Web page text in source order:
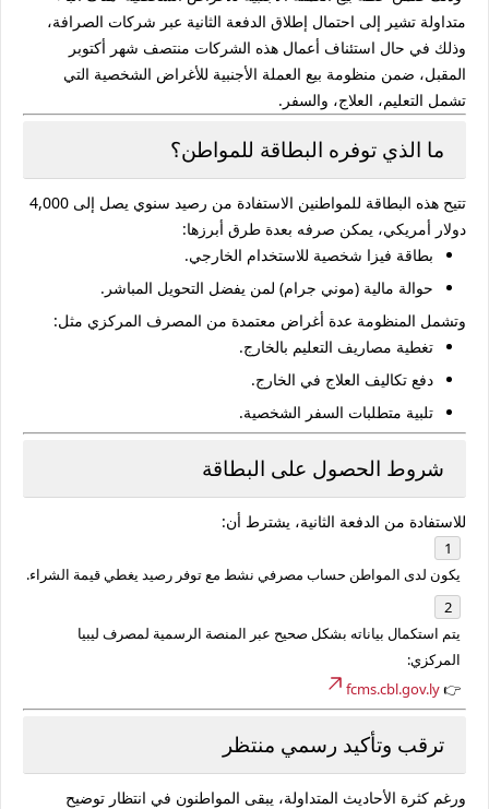
متداولة تشير إلى احتمال إطلاق الدفعة الثانية عبر شركات الصرافة،
وذلك في حال استئناف أعمال هذه الشركات منتصف شهر أكتوبر
المقبل، ضمن منظومة بيع العملة الأجنبية للأغراض الشخصية التي
تشمل التعليم، العلاج، والسفر.
ما الذي توفره البطاقة للمواطن؟
تتيح هذه البطاقة للمواطنين الاستفادة من رصيد سنوي يصل إلى 4,000
دولار أمريكي، يمكن صرفه بعدة طرق أبرزها:
بطاقة فيزا شخصية للاستخدام الخارجي.
حوالة مالية (موني جرام) لمن يفضل التحويل المباشر.
وتشمل المنظومة عدة أغراض معتمدة من المصرف المركزي مثل:
تغطية مصاريف التعليم بالخارج.
دفع تكاليف العلاج في الخارج.
تلبية متطلبات السفر الشخصية.
شروط الحصول على البطاقة
للاستفادة من الدفعة الثانية، يشترط أن:
يكون لدى المواطن حساب مصرفي نشط مع توفر رصيد يغطي قيمة الشراء.
يتم استكمال بياناته بشكل صحيح عبر المنصة الرسمية لمصرف ليبيا
المركزي:
👉
fcms.cbl.gov.ly
ترقب وتأكيد رسمي منتظر
ورغم كثرة الأحاديث المتداولة، يبقى المواطنون في انتظار توضيح